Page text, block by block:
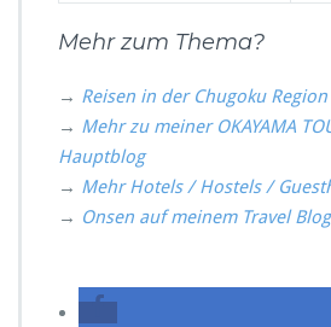
Mehr zum Thema?
→ Reisen in der Chugoku Region
→ Mehr zu meiner OKAYAMA
Hauptblog
→ Mehr Hotels / Hostels /
→ Onsen auf meinem Travel Blog